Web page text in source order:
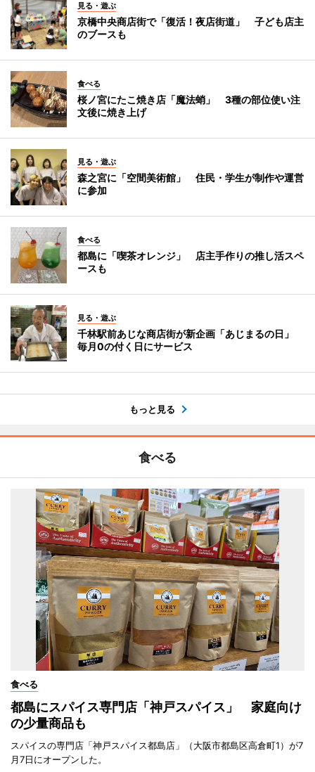
見る・遊ぶ
京橋中央商店街で「復活！夜店街道」 子ども店主
のブースも
食べる
桜ノ宮にたこ焼き店「魔法蛸」 3種の部位使い注
文後に焼き上げ
見る・遊ぶ
森之宮に「空間美術館」 住民・学生が制作や運営
に参加
食べる
都島に「喫茶オレンジ」 店主手作りの推し活スペ
ースも
見る・遊ぶ
千林駅前あじな商店街が新企画「あじまるの日」
毎月0の付く日にサービス
もっと見る
食べる
食べる
都島にスパイス専門店「神戸スパイス」 家庭向け
の少量商品も
スパイスの専門店「神戸スパイス都島店」（大阪市都島区高倉町1）が7
月7日にオープンした。